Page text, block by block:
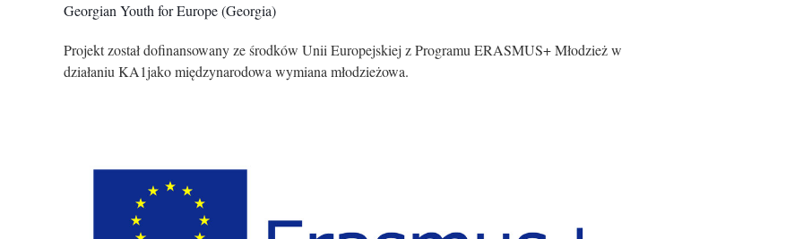
Georgian Youth for Europe (Georgia)
Projekt został dofinansowany ze środków Unii Europejskiej z Programu ERASMUS+ Młodzież w
działaniu KA1jako międzynarodowa wymiana młodzieżowa.